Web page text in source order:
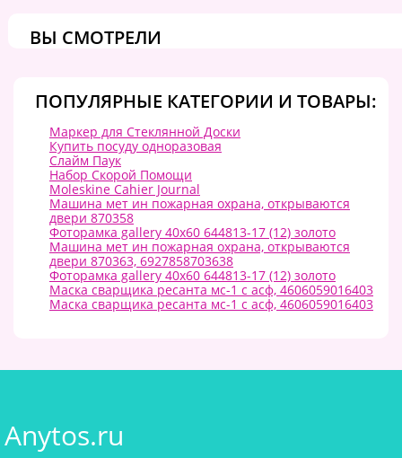
ВЫ СМОТРЕЛИ
ПОПУЛЯРНЫЕ КАТЕГОРИИ И ТОВАРЫ:
Маркер для Стеклянной Доски
Купить посуду одноразовая
Слайм Паук
Набор Скорой Помощи
Moleskine Cahier Journal
Машина мет ин пожарная охрана, открываются
двери 870358
Фоторамка gallery 40х60 644813-17 (12) золото
Машина мет ин пожарная охрана, открываются
двери 870363, 6927858703638
Фоторамка gallery 40х60 644813-17 (12) золото
Маска сварщика ресанта мс-1 с асф, 4606059016403
Маска сварщика ресанта мс-1 с асф, 4606059016403
Anytos.ru